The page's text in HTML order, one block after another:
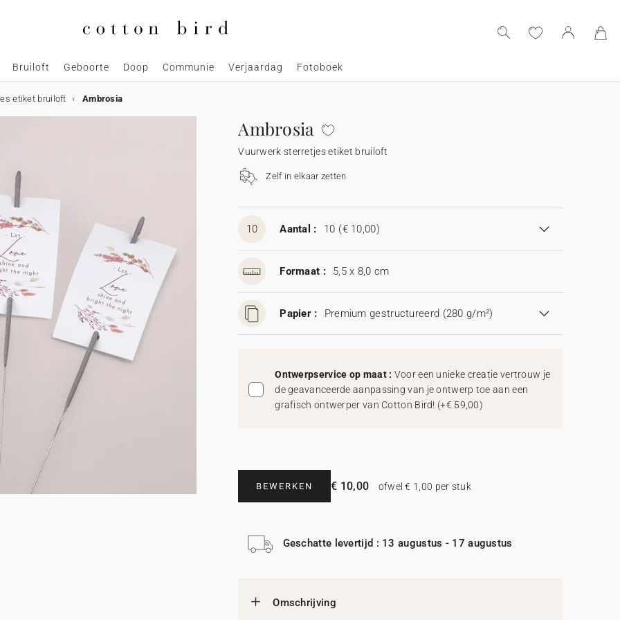
Bruiloft Geboorte Doop Communie Verjaardag Fotoboek
etiket bruiloft Ambrosia
Ambrosia
Vuurwerk sterretjes etiket bruiloft
Zelf in elkaar zetten
10 Aantal : 10 (€ 10,00)
Formaat : 5,5 x 8,0 cm
Papier : Premium gestructureerd (280 g/m²)
Ontwerpservice op maat : Voor een unieke creatie vertrouw je
de geavanceerde aanpassing van je ontwerp toe aan een
grafisch ontwerper van Cotton Bird! (+€ 59,00)
BEWERKEN € 10,00 ofwel € 1,00 per stuk
Geschatte levertijd : 13 augustus - 17 augustus
Omschrijving